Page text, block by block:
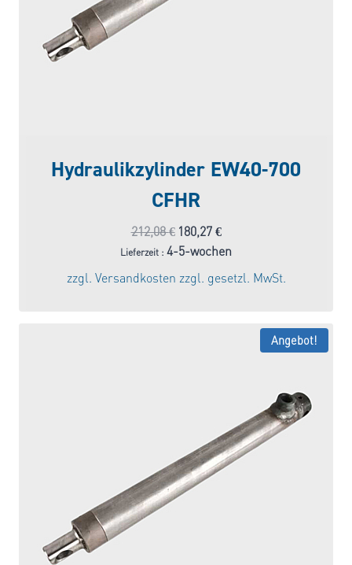
Hydraulikzylinder EW40-700
CFHR
212,08€ Ursprünglicher
Preis
war:
212,08 €
180,27 €Aktueller
Preis
Lieferzeit : 4-5-wochen
zzgl. Versandkosten zzgl. gesetzl. MwSt.
Angebot!